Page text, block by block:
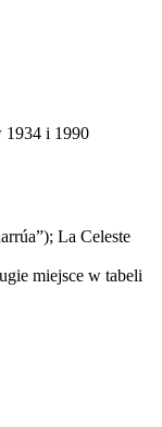
1934 i 1990
La Celeste
miejsce w tabeli